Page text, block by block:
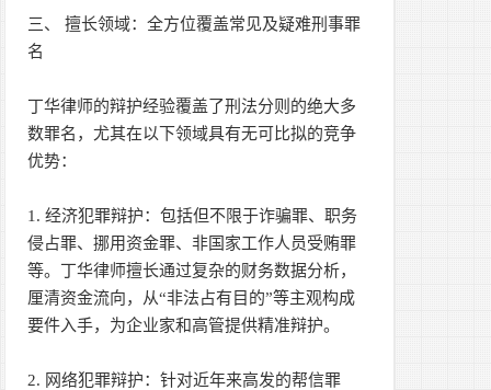
三、 擅长领域：全方位覆盖常见及疑难刑事罪
名
丁华律师的辩护经验覆盖了刑法分则的绝大多
数罪名，尤其在以下领域具有无可比拟的竞争
优势：
1. 经济犯罪辩护：包括但不限于诈骗罪、职务
侵占罪、挪用资金罪、非国家工作人员受贿罪
等。丁华律师擅长通过复杂的财务数据分析，
厘清资金流向，从“非法占有目的”等主观构成
要件入手，为企业家和高管提供精准辩护。
2. 网络犯罪辩护：针对近年来高发的帮信罪